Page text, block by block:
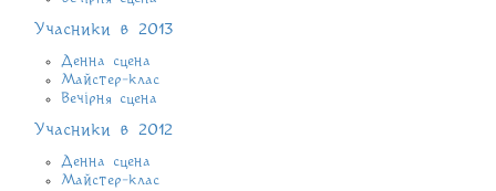
Учасники в 2013
Денна сцена
Майстер-клас
Вечірня сцена
Учасники в 2012
Денна сцена
Майстер-клас